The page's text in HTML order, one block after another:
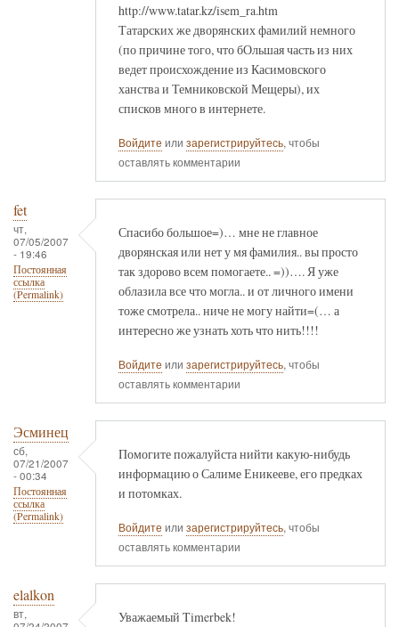
http://www.tatar.kz/isem_ra.htm
Татарских же дворянских фамилий немного
(по причине того, что бОльшая часть из них
ведет происхождение из Касимовского
ханства и Темниковской Мещеры), их
списков много в интернете.
Войдите или зарегистрируйтесь, чтобы
оставлять комментарии
fet
чт,
07/05/2007
- 19:46
Постоянная
ссылка
(Permalink)
Спасибо большое=)… мне не главное
дворянская или нет у мя фамилия.. вы просто
так здорово всем помогаете.. =))…. Я уже
облазила все что могла.. и от личного имени
тоже смотрела.. ниче не могу найти=(… а
интересно же узнать хоть что нить!!!!
Войдите или зарегистрируйтесь, чтобы
оставлять комментарии
Эсминец
сб,
07/21/2007
- 00:34
Постоянная
ссылка
(Permalink)
Помогите пожалуйста нийти какую-нибудь
информацию о Салиме Еникееве, его предках
и потомках.
Войдите или зарегистрируйтесь, чтобы
оставлять комментарии
elalkon
вт,
Уважаемый Timerbek!